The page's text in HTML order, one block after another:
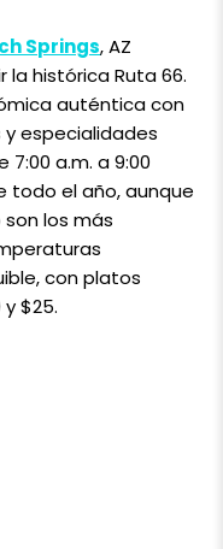
Springs, AZ
la histórica Ruta 66.
auténtica con
especialidades
a.m. a 9:00
todo el año, aunque
los más
con platos
$25.